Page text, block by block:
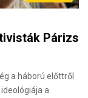
Párizs
a háború előttről
a